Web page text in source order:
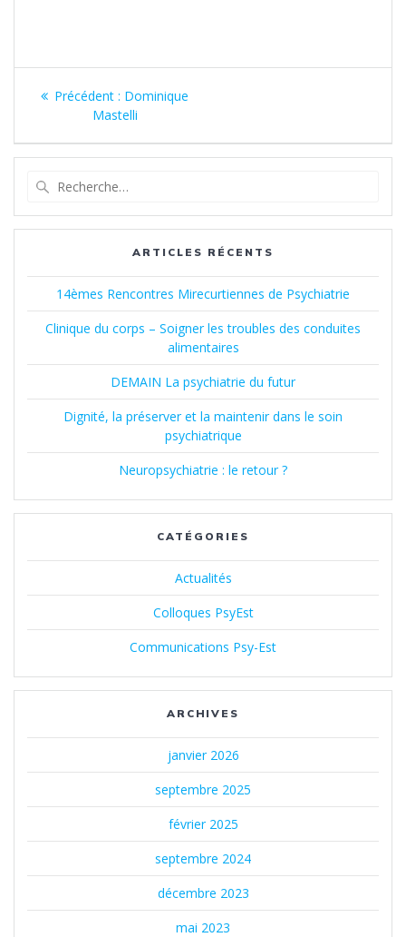
Navigation
l’article
Précédent : Article
précédent
Dominique
Mastelli
:
ARTICLES RÉCENTS
14èmes Rencontres Mirecurtiennes de Psychiatrie
Clinique du corps – Soigner les troubles des conduites
alimentaires
DEMAIN La psychiatrie du futur
Dignité, la préserver et la maintenir dans le soin
psychiatrique
Neuropsychiatrie : le retour ?
CATÉGORIES
Actualités
Colloques PsyEst
Communications Psy-Est
ARCHIVES
janvier 2026
septembre 2025
février 2025
septembre 2024
décembre 2023
mai 2023